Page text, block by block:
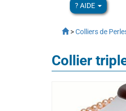
? AIDE
>Colliers de
Collier